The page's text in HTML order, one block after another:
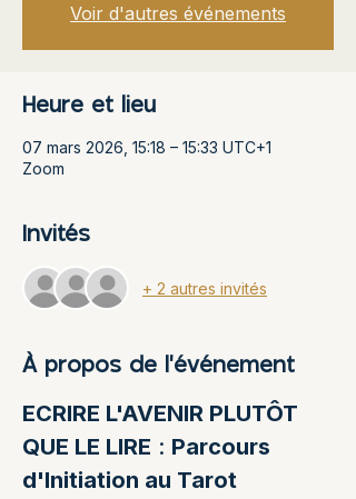
Voir d'autres événements
Heure et lieu
07 mars 2026, 15:18 – 15:33 UTC+1
Zoom
Invités
+ 2 autres invités
À propos de l'événement
ECRIRE L'AVENIR PLUTÔT
QUE LE LIRE : Parcours
d'Initiation au Tarot